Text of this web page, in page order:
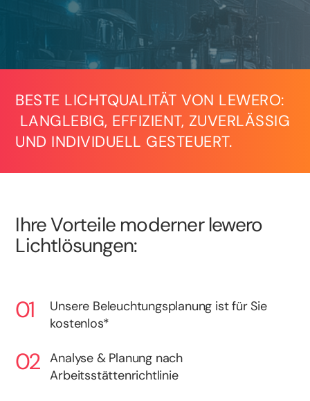
BESTE LICHTQUALITÄT VON LEWERO:
LANGLEBIG, EFFIZIENT, ZUVERLÄSSIG
UND INDIVIDUELL GESTEUERT.
Ihre Vorteile moderner lewero
Lichtlösungen:
Unsere Beleuchtungsplanung ist für Sie
kostenlos*
Analyse & Planung nach
Arbeitsstättenrichtlinie